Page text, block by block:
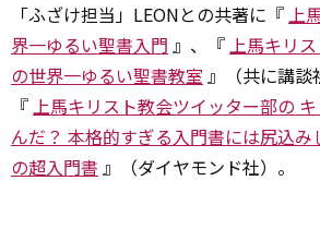
「ふざけ担当」LEONとの共著に『上
界一ゆるい聖書入門 』、『上馬キリ
の世界一ゆるい聖書教室 』（共に講談
『上馬キリスト教会ツイッター部の
んだ？ 本格的すぎる入門書には尻込み
の超入門書 』（ダイヤモンド社）。